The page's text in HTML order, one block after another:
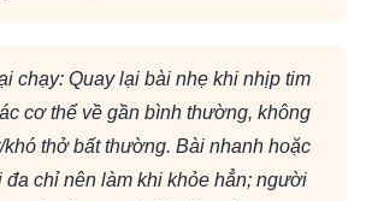
chạy: Quay lại bài nhẹ khi nhịp tim
cơ thể về gần bình thường, không
khó thở bất thường. Bài nhanh hoặc
đa chỉ nên làm khi khỏe hẳn; người